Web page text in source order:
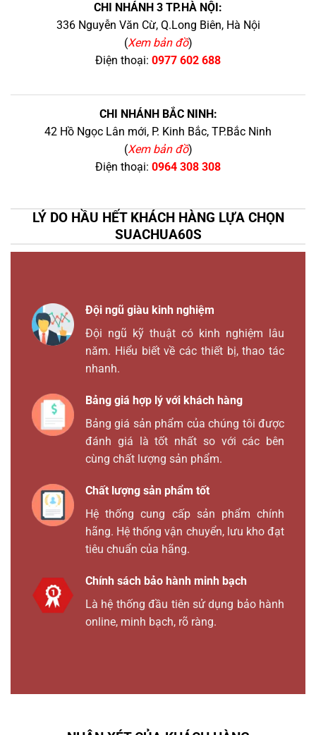
CHI NHÁNH 3 TP.HÀ NỘI:
336 Nguyễn Văn Cừ, Q.Long Biên, Hà Nội
(Xem bản đồ)
Điện thoại: 0977 602 688
CHI NHÁNH BẮC NINH:
42 Hồ Ngọc Lân mới, P. Kinh Bắc, TP.Bắc Ninh
(Xem bản đồ)
Điện thoại: 0964 308 308
LÝ DO HẦU HẾT KHÁCH HÀNG LỰA CHỌN
SUACHUA60S
Đội ngũ giàu kinh nghiệm
Đội ngũ kỹ thuật có kinh nghiệm lâu
năm. Hiểu biết về các thiết bị, thao tác
nhanh.
Bảng giá hợp lý với khách hàng
Bảng giá sản phẩm của chúng tôi được
đánh giá là tốt nhất so với các bên
cùng chất lượng sản phẩm.
Chất lượng sản phẩm tốt
Hệ thống cung cấp sản phẩm chính
hãng. Hệ thống vận chuyển, lưu kho đạt
tiêu chuẩn của hãng.
Chính sách bảo hành minh bạch
Là hệ thống đầu tiên sử dụng bảo hành
online, minh bạch, rõ ràng.